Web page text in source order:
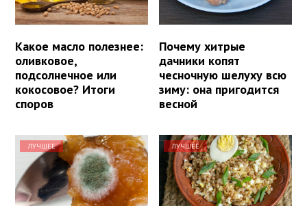
Какое масло полезнее:
оливковое,
подсолнечное или
кокосовое? Итоги
споров
Почему хитрые
дачники копят
чесночную шелуху всю
зиму: она пригодится
весной
ЛУЧШЕЕ ЛУЧШЕЕ